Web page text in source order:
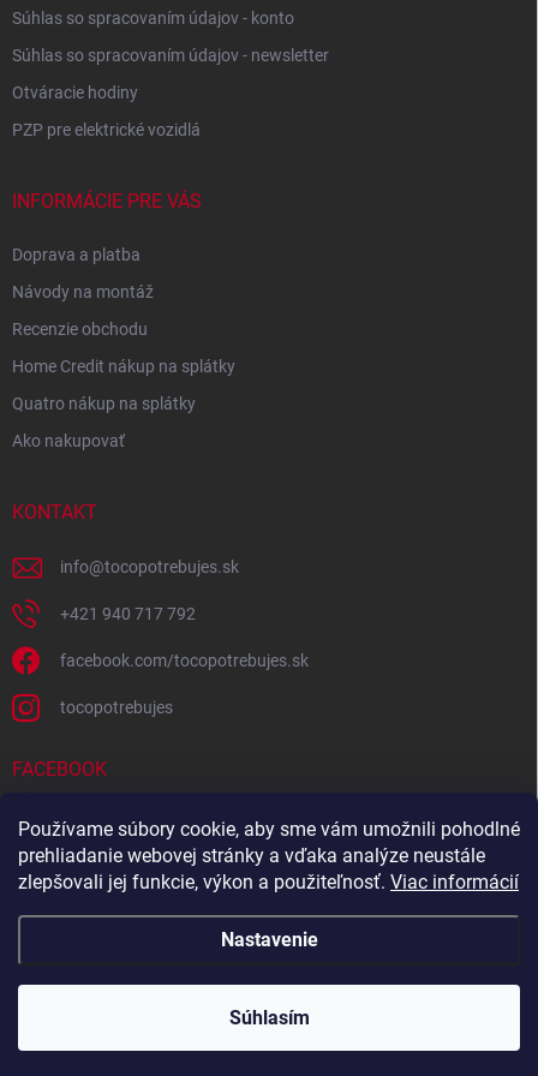
Používame súbory cookie, aby sme vám umožnili pohodlné
prehliadanie webovej stránky a vďaka analýze neustále
zlepšovali jej funkcie, výkon a použiteľnosť. Viac informácií
Nastavenie
Súhlasím
Súhlas so spracovaním údajov - konto
Súhlas so spracovaním údajov - newsletter
Otváracie hodiny
PZP pre elektrické vozidlá
INFORMÁCIE PRE VÁS
Doprava a platba
Návody na montáž
Recenzie obchodu
Home Credit nákup na splátky
Quatro nákup na splátky
Ako nakupovať
KONTAKT
info@tocopotrebujes.sk
+421 940 717 792
facebook.com/tocopotrebujes.sk
tocopotrebujes
FACEBOOK
TOČOPOTREBUJEŠ.sk